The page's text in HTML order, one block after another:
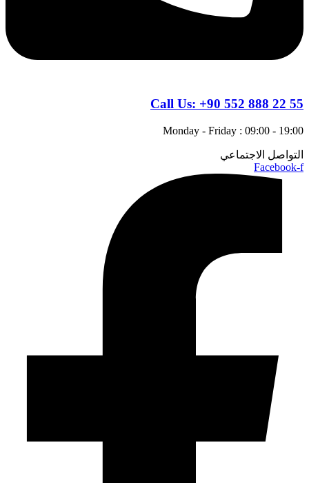
Call Us: +90 552 888 22 55
Monday - Friday : 09:00 - 19:00
التواصل الاجتماعي
Facebook-f